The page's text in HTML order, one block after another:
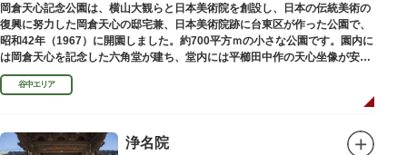
岡倉天心記念公園は、横山大観らと日本美術院を創設し、日本の伝統美術の
復興に努力した岡倉天心の邸宅兼、日本美術院跡に台東区が作った公園で、
昭和42年（1967）に開園しました。約700平方ｍの小さな公園です。園内に
は岡倉天心を記念した六角堂が建ち、堂内には平櫛田中作の天心坐像が安置
されています。
谷中エリア
浄名院